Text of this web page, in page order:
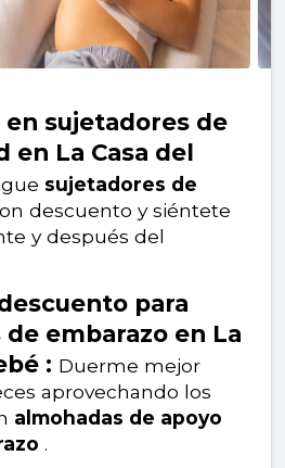
sujetadores de
en La Casa del
sujetadores de
descuento y siéntete
y después del
para
embarazo en La
: Duerme mejor
aprovechando los
almohadas de apoyo
.